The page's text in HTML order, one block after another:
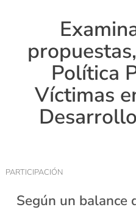
Política
Víctimas
PARTICIPACIÓN
Según un balance